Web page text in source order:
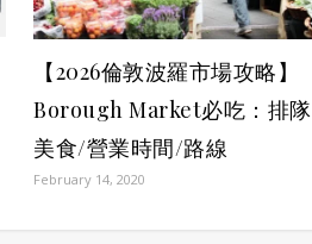
【2026倫敦波羅市場攻略】
Borough Market必吃：排隊
美食/營業時間/路線
February 14, 2020